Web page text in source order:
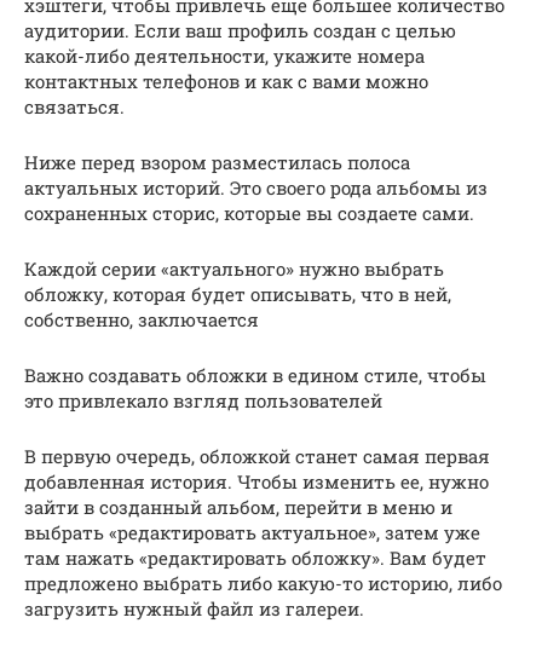
хэштеги, чтобы привлечь еще большее количество
аудитории. Если ваш профиль создан с целью
какой-либо деятельности, укажите номера
контактных телефонов и как с вами можно
связаться.
Ниже перед взором разместилась полоса
актуальных историй. Это своего рода альбомы из
сохраненных сторис, которые вы создаете сами.
Каждой серии «актуального» нужно выбрать
обложку, которая будет описывать, что в ней,
собственно, заключается
Важно создавать обложки в едином стиле, чтобы
это привлекало взгляд пользователей
В первую очередь, обложкой станет самая первая
добавленная история. Чтобы изменить ее, нужно
зайти в созданный альбом, перейти в меню и
выбрать «редактировать актуальное», затем уже
там нажать «редактировать обложку». Вам будет
предложено выбрать либо какую-то историю, либо
загрузить нужный файл из галереи.